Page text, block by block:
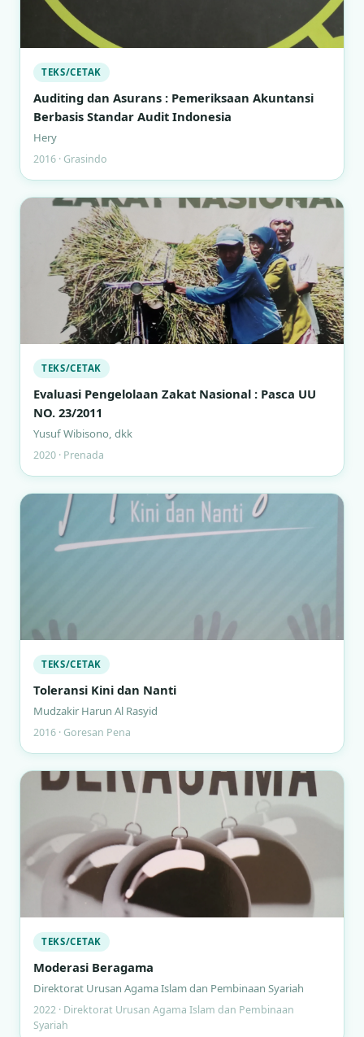
TEKS/CETAK
Auditing dan Asurans : Pemeriksaan Akuntansi
Berbasis Standar Audit Indonesia
Hery
2016 · Grasindo
TEKS/CETAK
Evaluasi Pengelolaan Zakat Nasional : Pasca UU
NO. 23/2011
Yusuf Wibisono, dkk
2020 · Prenada
TEKS/CETAK
Toleransi Kini dan Nanti
Mudzakir Harun Al Rasyid
2016 · Goresan Pena
TEKS/CETAK
Moderasi Beragama
Direktorat Urusan Agama Islam dan Pembinaan Syariah
2022 · Direktorat Urusan Agama Islam dan Pembinaan
Syariah